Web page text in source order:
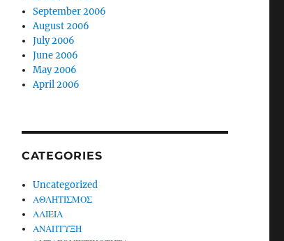
September 2006
August 2006
July 2006
June 2006
May 2006
April 2006
CATEGORIES
Uncategorized
ΑΘΛΗΤΙΣΜΟΣ
ΑΛΙΕΙΑ
ΑΝΑΠΤΥΞΗ